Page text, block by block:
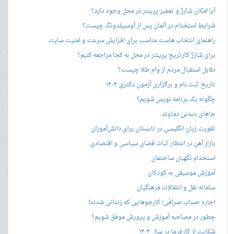
آیا امکان شارژ و تعمیر پرینتر در محل وجود دارد؟
شرایط استخدام در آلمان پس از آوسبیلدونگ چیست؟
راهنمای انتخاب هاست مناسب برای افزایش سرعت و امنیت سایت
برای شارژ کارتریج پرینتر در محل به کجا مراجعه کنیم؟
دلایل استقبال مردم از وام طلا چیست؟
تاریخ ثبت نام و برگزاری آزمون دکتری ۱۴۰۴
چگونه یک برنامه نویس شویم؟
جاهای دیدنی دماوند
تقویت زبان انگلیسی در تابستان برای دانش‌آموزان
بازار آهن در انتظار ثبات فضای سیاسی و اقتصادی
استخدام نگهبان ساختمان
آموزش موسیقی به کودکان
سامانه نقل و انتقالات فرهنگیان
اجاره حساب صرافی؛ کارجوهایی که زندانی شدند!
چطور در مصاحبه‌ آموزش و پرورش موفق شویم؟